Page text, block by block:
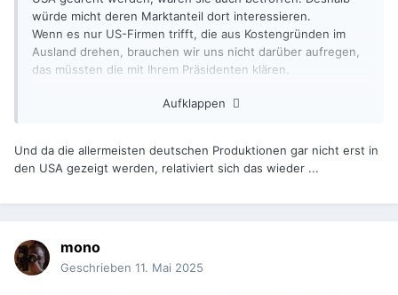
würde micht deren Marktanteil dort interessieren.
Wenn es nur US-Firmen trifft, die aus Kostengründen im
Ausland drehen, brauchen wir uns nicht darüber aufregen,
das müssten die mit Ihrem Präsidenten klären.
Aufklappen
Und da die allermeisten deutschen Produktionen gar nicht erst in
den USA gezeigt werden, relativiert sich das wieder ...
mono
Geschrieben 11. Mai 2025